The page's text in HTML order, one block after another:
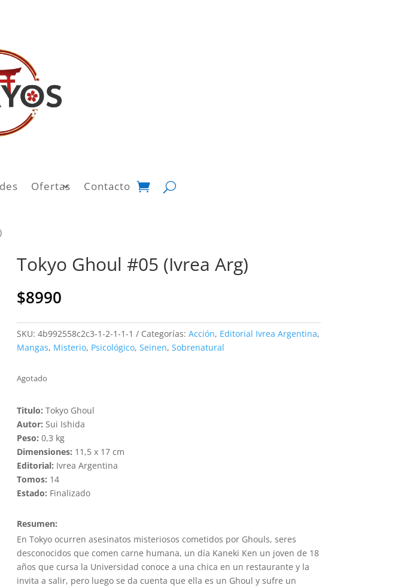
Ofertas Contacto
Tokyo Ghoul #05 (Ivrea Arg)
$8990
SKU: 4b992558c2c3-1-2-1-1-1 Categorías: Acción, Editorial Ivrea Argentina,
Mangas, Misterio, Psicológico, Seinen, Sobrenatural
Agotado
Titulo: Tokyo Ghoul
Autor: Sui Ishida
Peso: 0,3 kg
Dimensiones: 11,5 x 17 cm
Editorial: Ivrea Argentina
Tomos: 14
Estado: Finalizado
Resumen:
En Tokyo ocurren asesinatos misteriosos cometidos por Ghouls, seres
desconocidos que comen carne humana, un día Kaneki Ken un joven de 18
años que cursa la Universidad conoce a una chica en un restaurante y la
invita a salir, pero luego se da cuenta que ella es un Ghoul y sufre un